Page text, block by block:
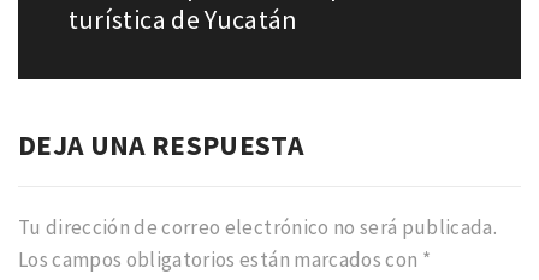
siguiente:
turística de Yucatán
DEJA UNA RESPUESTA
Tu dirección de correo electrónico no será publicada.
Los campos obligatorios están marcados con *